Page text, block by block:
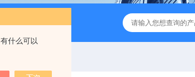
什么可以
YUY-SX01流体力学综合实验台（数据采集型）